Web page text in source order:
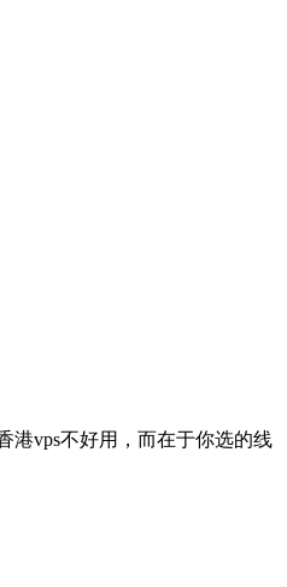
vps不好用，而在于你选的线